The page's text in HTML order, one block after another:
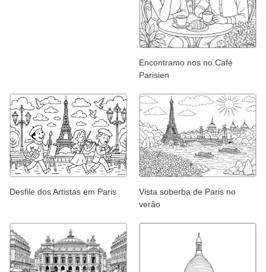
Encontramo nos no Café
Parisien
Desfile dos Artistas em Paris
Vista soberba de Paris no
verão